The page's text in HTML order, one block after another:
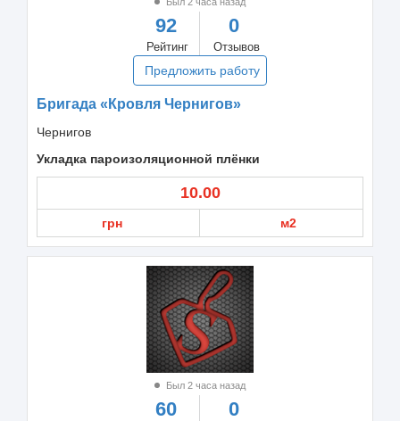
92
Рейтинг
0
Отзывов
Предложить работу
Бригада «Кровля Чернигов»
Чернигов
Укладка пароизоляционной плёнки
10.00
грн м2
Был 2 часа назад
60 0